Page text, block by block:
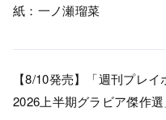
紙：一ノ瀬瑠菜
【8/10発売】「週刊プレ
2026上半期グラビア傑作選